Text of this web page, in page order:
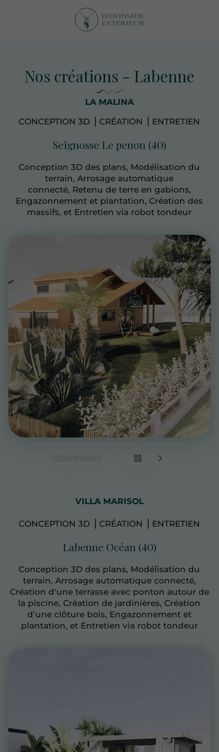
Nos créations - Labenne
LA MALINA
CONCEPTION 3D ⎥ CRÉATION ⎥ ENTRETIEN
Seignosse Le penon (40)
Conception 3D des plans, Modélisation du
terrain, Arrosage automatique
connecté, Retenu de terre en gabions,
Engazonnement et plantation, Création des
massifs, et Entretien via robot tondeur
VILLA MARISOL
CONCEPTION 3D ⎥ CRÉATION ⎥ ENTRETIEN
Labenne Océan (40)
Conception 3D des plans, Modélisation du
terrain, Arrosage automatique connecté,
Création d'une terrasse avec ponton autour de
la piscine, Création de jardinières, Création
d'une clôture bois, Engazonnement et
plantation, et Entretien via robot tondeur